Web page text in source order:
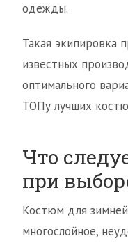
одежды.
Такая экипировка
известных
оптимального
ТОПу лучших
Что
при
Костюм для
многослойное,